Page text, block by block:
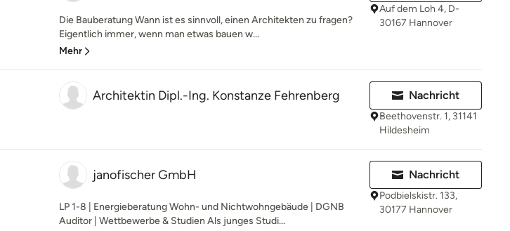
Die Bauberatung Wann ist es sinnvoll, einen Architekten zu fragen?
Eigentlich immer, wenn man etwas bauen w...
Mehr
Auf dem Loh 4, D-
30167 Hannover
Architektin Dipl.-Ing. Konstanze Fehrenberg Nachricht
Beethovenstr. 1, 31141
Hildesheim
janofischer GmbH
LP 1-8 | Energieberatung Wohn- und Nichtwohngebäude | DGNB
Auditor | Wettbewerbe & Studien Als junges Studi...
Nachricht
Podbielskistr. 133,
30177 Hannover